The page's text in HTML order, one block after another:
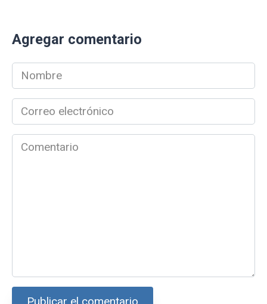
Agregar comentario
Nombre
*
Correo
electrónico
*Comentario